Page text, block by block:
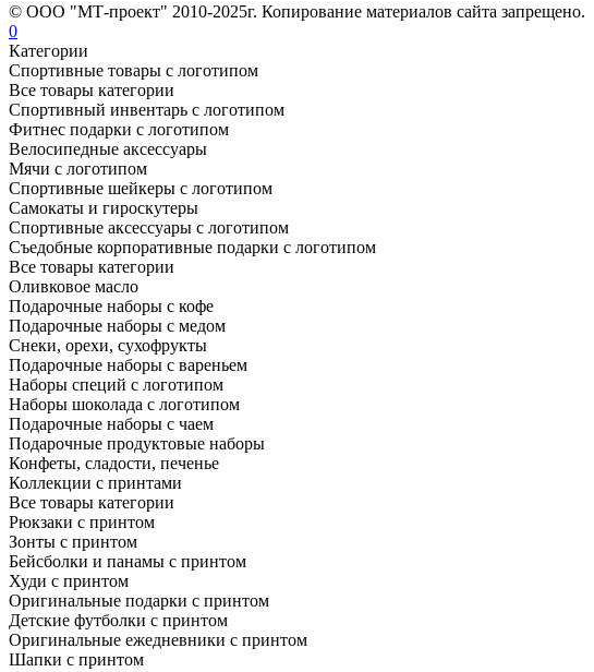
© ООО "МТ-проект" 2010-2025г. Копирование материалов сайта запрещено.
0
Категории
Спортивные товары с логотипом
Все товары категории
Спортивный инвентарь с логотипом
Фитнес подарки с логотипом
Велосипедные аксессуары
Мячи с логотипом
Спортивные шейкеры с логотипом
Самокаты и гироскутеры
Спортивные аксессуары с логотипом
Съедобные корпоративные подарки с логотипом
Все товары категории
Оливковое масло
Подарочные наборы с кофе
Подарочные наборы с медом
Снеки, орехи, сухофрукты
Подарочные наборы с вареньем
Наборы специй с логотипом
Наборы шоколада с логотипом
Подарочные наборы с чаем
Подарочные продуктовые наборы
Конфеты, сладости, печенье
Коллекции с принтами
Все товары категории
Рюкзаки с принтом
Зонты с принтом
Бейсболки и панамы с принтом
Худи с принтом
Оригинальные подарки с принтом
Детские футболки с принтом
Оригинальные ежедневники с принтом
Шапки с принтом